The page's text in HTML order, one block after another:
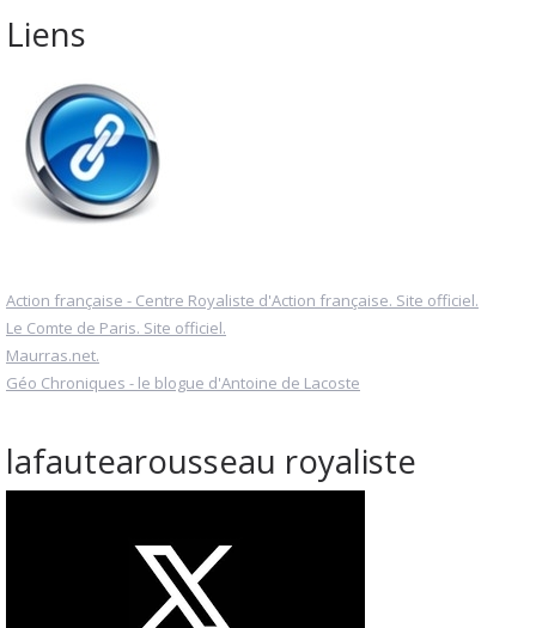
Liens
Action française - Centre Royaliste d'Action française. Site officiel.
Le Comte de Paris. Site officiel.
Maurras.net.
Géo Chroniques - le blogue d'Antoine de Lacoste
lafautearousseau royaliste